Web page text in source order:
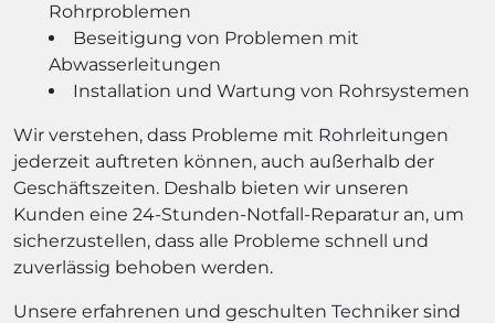
Rohrproblemen
Beseitigung von Problemen mit
Abwasserleitungen
Installation und Wartung von Rohrsystemen
Wir verstehen, dass Probleme mit Rohrleitungen
jederzeit auftreten können, auch außerhalb der
Geschäftszeiten. Deshalb bieten wir unseren
Kunden eine 24-Stunden-Notfall-Reparatur an, um
sicherzustellen, dass alle Probleme schnell und
zuverlässig behoben werden.
Unsere erfahrenen und geschulten Techniker sind